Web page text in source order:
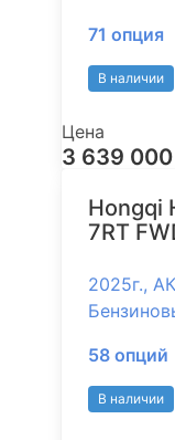
71 опция
В наличии
Цена
3 639
Hongqi
7RT
2025г.,
58 опций
В наличии